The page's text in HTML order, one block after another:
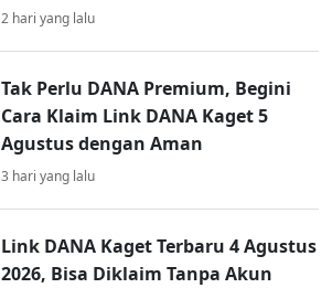
2 hari yang lalu
Tak Perlu DANA Premium, Begini
Cara Klaim Link DANA Kaget 5
Agustus dengan Aman
3 hari yang lalu
Link DANA Kaget Terbaru 4 Agustus
2026, Bisa Diklaim Tanpa Akun